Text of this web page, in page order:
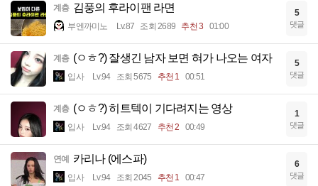
계층 김풍의 후라이팬 라면
부엔까미노 Lv.87 조회 2689 추천 3 01:00
5
댓글
계층 (ㅇㅎ?) 잘생긴 남자 보면 혀가 나오는 여자
입사 Lv.94 조회 5675 추천 1 00:51
5
댓글
계층 (ㅇㅎ?) 히트텍이 기다려지는 영상
입사 Lv.94 조회 4627 추천 2 00:49
1
댓글
연예 카리나 (에스파)
입사 Lv.94 조회 2045 추천 1 00:47
6
댓글